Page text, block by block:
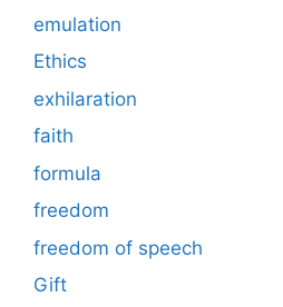
emulation
Ethics
exhilaration
faith
formula
freedom
freedom of speech
Gift